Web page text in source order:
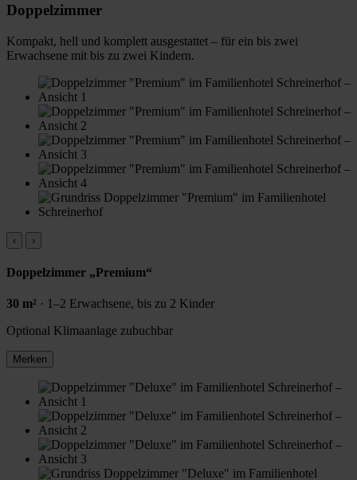
Doppelzimmer
Kompakt, hell und komplett ausgestattet – für ein bis zwei
Erwachsene mit bis zu zwei Kindern.
‹ ›
Doppelzimmer „Premium“
30 m² · 1–2 Erwachsene, bis zu 2 Kinder
Optional Klimaanlage zubuchbar
Merken